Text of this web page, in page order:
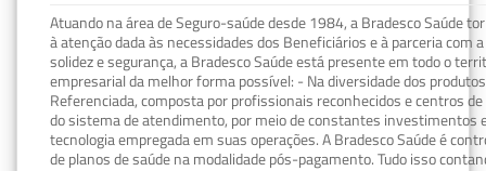
Atuando na área de Seguro-saúde desde 1984, a Bradesco Saúde
à atenção dada às necessidades dos Beneficiários e à parceria com
solidez e segurança, a Bradesco Saúde está presente em todo o
empresarial da melhor forma possível: - Na diversidade dos
Referenciada, composta por profissionais reconhecidos e centros
do sistema de atendimento, por meio de constantes investimentos
tecnologia empregada em suas operações. A Bradesco Saúde é
de planos de saúde na modalidade pós-pagamento. Tudo isso